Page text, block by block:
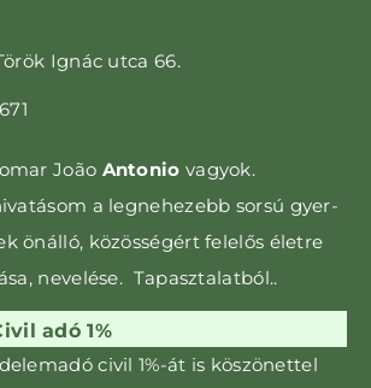
Ignác utca 66.
João Antonio vagyok.
a leg­nehezebb sorsú gyer­­
önálló, közös­ségért felelős életre
nevelése. Tapasztalatból..
adó 1%
civil 1%-át is kö­szönettel